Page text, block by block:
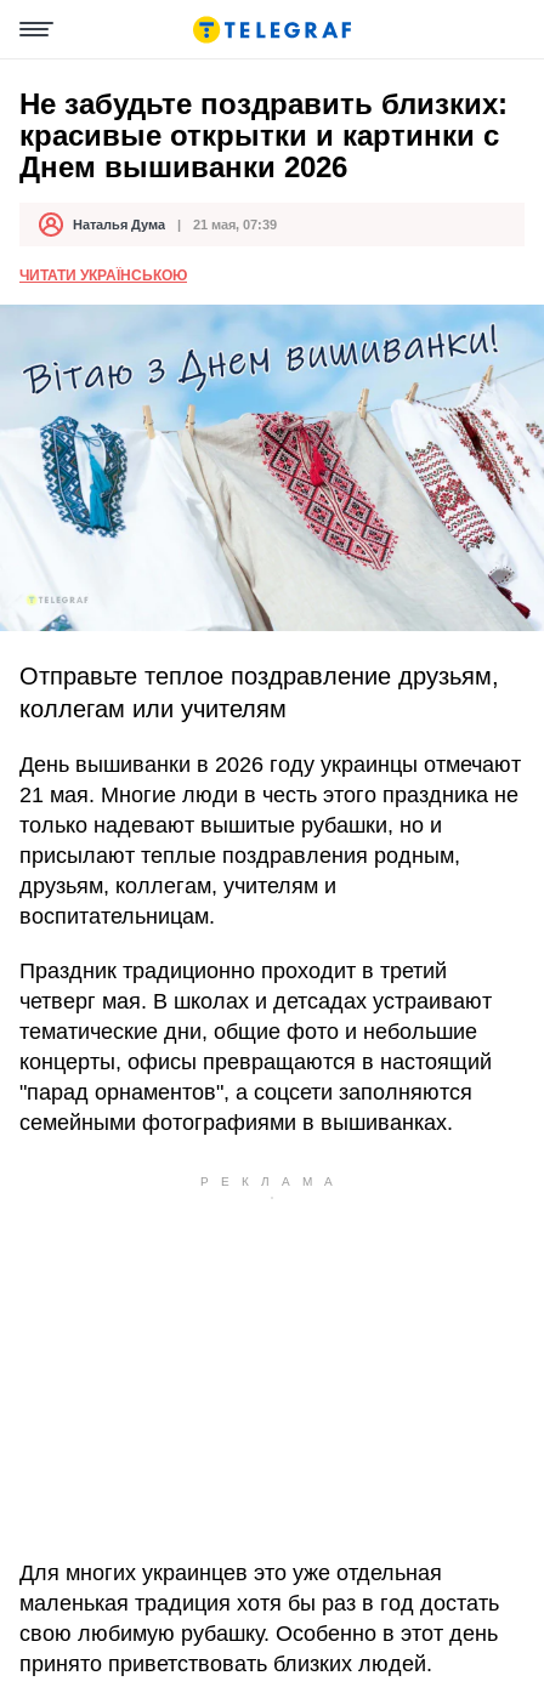
Не забудьте поздравить близких:
красивые открытки и картинки с
Днем вышиванки 2026
АвторНаталья Дума
Дата публикации 21 мая, 07:39
ЧИТАТИ УКРАЇНСЬКОЮ
Отправьте теплое поздравление друзьям,
коллегам или учителям
День вышиванки в 2026 году украинцы отмечают
21 мая. Многие люди в честь этого праздника не
только надевают вышитые рубашки, но и
присылают теплые поздравления родным,
друзьям, коллегам, учителям и
воспитательницам.
Праздник традиционно проходит в третий
четверг мая. В школах и детсадах устраивают
тематические дни, общие фото и небольшие
концерты, офисы превращаются в настоящий
"парад орнаментов", а соцсети заполняются
семейными фотографиями в вышиванках.
Для многих украинцев это уже отдельная
маленькая традиция хотя бы раз в год достать
свою любимую рубашку. Особенно в этот день
принято приветствовать близких людей.